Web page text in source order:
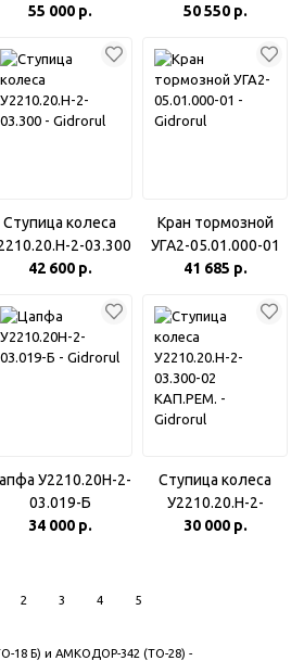
У2210.03А-06.000
55 000 р.
12.120-В)
50 550 р.
Ступица колеса
2-03.300
42 600 р.
Кран тормозной
УГА2-05.01.000-01
41 685 р.
У2210.20Н-2-
03.019-Б
34 000 р.
Ступица колеса
У2210.20.Н-2-
03.300-02 КАП.РЕМ.
30 000 р.
2 3 4 5
18 Б) и АМКОДОР-342 (ТО-28) -